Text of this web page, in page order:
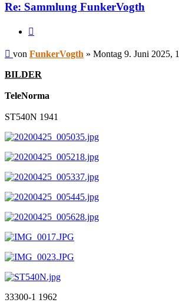
Re: Sammlung FunkerVogth
Beitrag
von FunkerVogth » Montag 9. Juni 2025,
BILDER
TeleNorma
ST540N 1941
33300-1 1962